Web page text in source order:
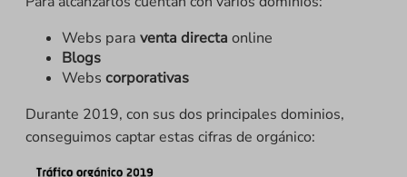
Webs para venta directa online
Blogs
Webs corporativas
Durante 2019, con sus dos principales dominios,
conseguimos captar estas cifras de orgánico: